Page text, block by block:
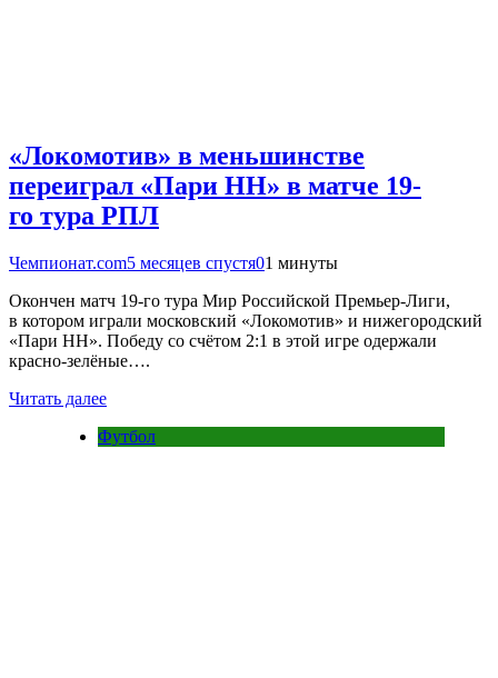
«Локомотив» в меньшинстве
переиграл «Пари НН» в матче 19-
го тура РПЛ
Чемпионат.com5 месяцев спустя01 минуты
Окончен матч 19-го тура Мир Российской Премьер-Лиги,
в котором играли московский «Локомотив» и нижегородский
«Пари НН». Победу со счётом 2:1 в этой игре одержали
красно-зелёные….
Читать далее
Футбол